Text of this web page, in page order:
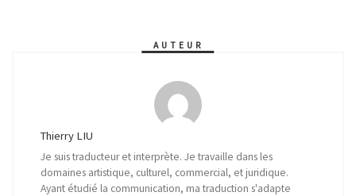
AUTEUR
Thierry LIU
Je suis traducteur et interprète. Je travaille dans les
domaines artistique, culturel, commercial, et juridique.
Ayant étudié la communication, ma traduction s'adapte